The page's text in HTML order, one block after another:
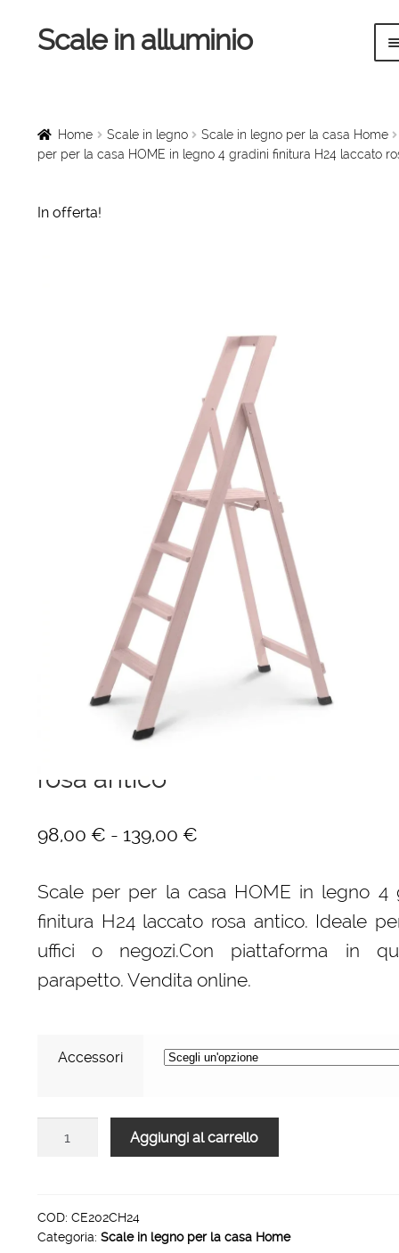
Vai
alla
Vai
al
Scale in alluminio
Scale a chiocciola
Parapetti Ringhiere Balaustre in acciaio e alluminio
Cerniere freni per porte
Articoli per la casa
Home Scale in legno
Scale in legno per la casa Home
per per la casa HOME in legno 4 gradini finitura H24 laccato
In offerta!
Scale per per la casa HOME in
legno 4 gradini finitura H24
rosa antico
98,00 € - 139,00 €Fascia
prezzo:
da
98,00 €
a
Scale per per la casa HOME in legno 4
finitura H24 laccato rosa antico. Ideale
uffici o negozi.Con piattaforma in
parapetto. Vendita online.
Accessori
casa
HOME
Aggiungi al carrello
COD: CE202CH24
Categoria: Scale in legno per la casa Home